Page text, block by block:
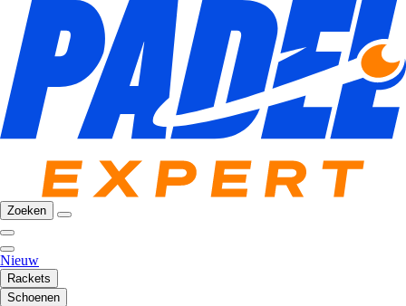
Zoeken
Nieuw
Rackets
Schoenen